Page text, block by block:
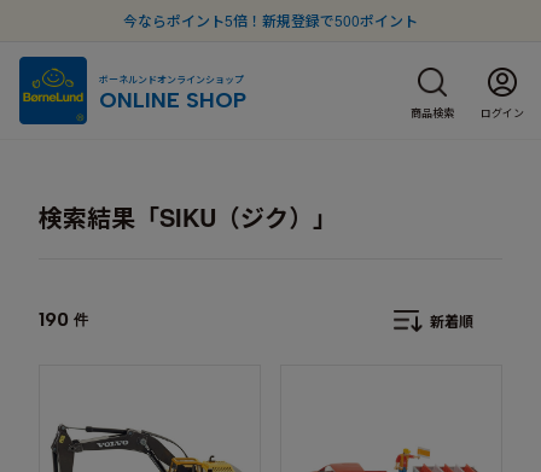
今ならポイント5倍！新規登録で500ポイント
ボーネルンドオンラインショップ
ONLINE SHOP 商品検索 ログイン
検索結果「SIKU（ジク）」
190 件